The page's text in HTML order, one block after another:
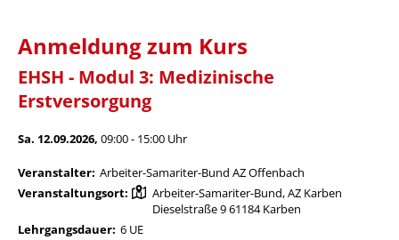
Anmeldung zum Kurs
EHSH - Modul 3: Medizinische
Erstversorgung
Sa. 12.09.2026, 09:00 - 15:00 Uhr
Veranstalter: Arbeiter-Samariter-Bund AZ Offenbach
Veranstaltungsort:
Arbeiter-Samariter-Bund, AZ Karben
Dieselstraße 9 61184 Karben
Lehrgangsdauer: 6 UE